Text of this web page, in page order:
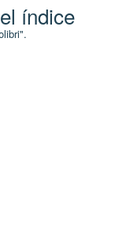
índice